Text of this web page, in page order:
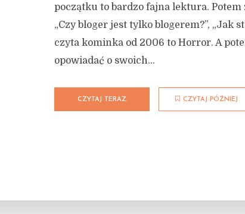
początku to bardzo fajna lektura. Potem
„Czy bloger jest tylko blogerem?”, „Jak
czyta kominka od 2006 to Horror. A
opowiadać o swoich...
CZYTAJ TERAZ CZYTAJ PÓŹNIEJ